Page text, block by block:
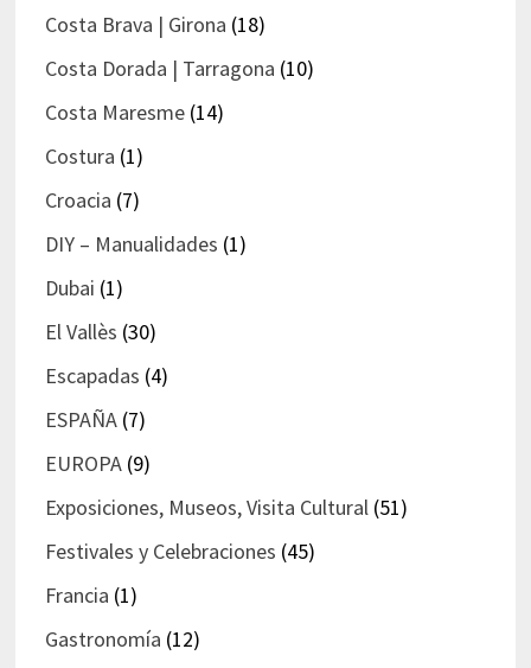
Costa Brava | Girona (18)
Costa Dorada | Tarragona (10)
Costa Maresme(14)
Costura (1)
Croacia (7)
DIY – Manualidades (1)
Dubai (1)
El Vallès (30)
Escapadas (4)
ESPAÑA(7)
EUROPA(9)
Exposiciones, Museos, Visita Cultural(51)
Festivales y Celebraciones (45)
Francia (1)
Gastronomía (12)